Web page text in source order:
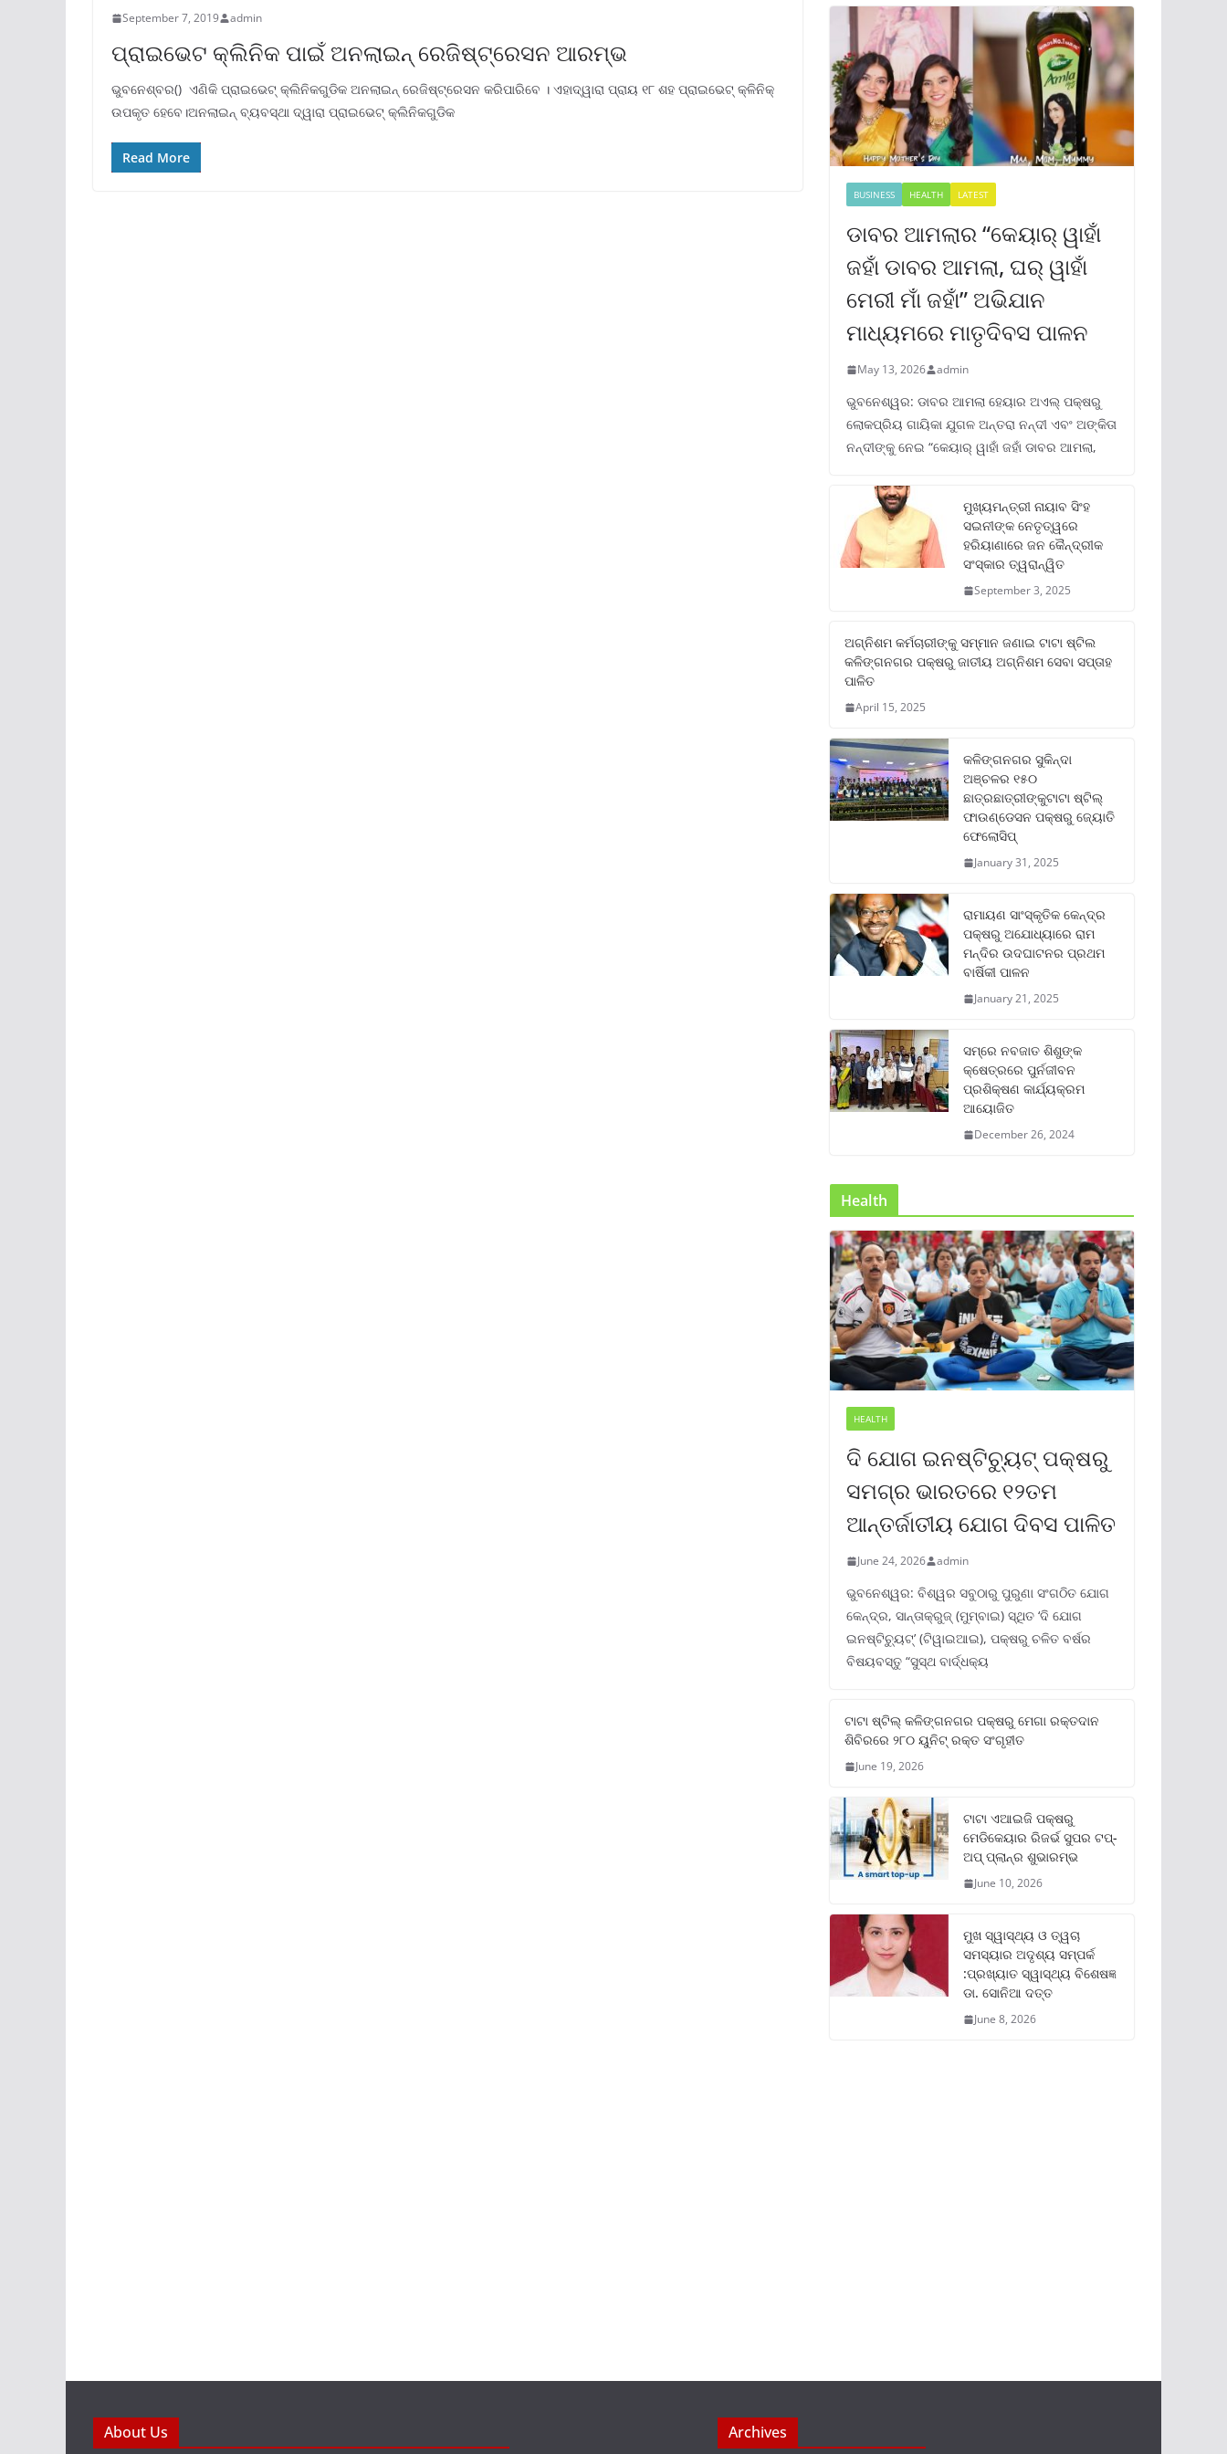
September 7, 2019 admin
ପ୍ରାଇଭେଟ କ୍ଲିନିକ ପାଇଁ ଅନଲାଇନ୍ ରେଜିଷ୍ଟ୍ରେସନ ଆରମ୍ଭ
ଭୁବନେଶ୍ବର() ଏଣିକି ପ୍ରାଇଭେଟ୍ କ୍ଲିନିକଗୁଡିକ ଅନଲାଇନ୍ ରେଜିଷ୍ଟ୍ରେସନ କରିପାରିବେ । ଏହାଦ୍ୱାରା ପ୍ରାୟ ୧୮ ଶହ ପ୍ରାଇଭେଟ୍ କ୍ଳିନିକ୍
ଉପକୃତ ହେବେ।ଅନଲାଇନ୍ ବ୍ୟବସ୍ଥା ଦ୍ୱାରା ପ୍ରାଇଭେଟ୍ କ୍ଲିନିକଗୁଡିକ
Read More
BUSINESS HEALTH LATEST
ଡାବର ଆମଲାର “କେୟାର୍ ୱାହାଁ
ଜହାଁ ଡାବର ଆମଲା, ଘର୍ ୱାହାଁ
ମେରୀ ମାଁ ଜହାଁ” ଅଭିଯାନ
ମାଧ୍ୟମରେ ମାତୃଦିବସ ପାଳନ
May 13, 2026 admin
ଭୁବନେଶ୍ୱର: ଡାବର ଆମଲା ହେୟାର ଅଏଲ୍ ପକ୍ଷରୁ
ଲୋକପ୍ରିୟ ଗାୟିକା ଯୁଗଳ ଅନ୍ତରା ନନ୍ଦୀ ଏବଂ ଅଙ୍କିତା
ନନ୍ଦୀଙ୍କୁ ନେଇ “କେୟାର୍ ୱାହାଁ ଜହାଁ ଡାବର ଆମଲା,
ମୁଖ୍ୟମନ୍ତ୍ରୀ ନାୟାବ ସିଂହ
ସଇନୀଙ୍କ ନେତୃତ୍ୱରେ
ହରିୟାଣାରେ ଜନ କୈନ୍ଦ୍ରୀକ
ସଂସ୍କାର ତ୍ୱରାନ୍ୱିତ
September 3, 2025
ଅଗ୍ନିଶମ କର୍ମଚାରୀଙ୍କୁ ସମ୍ମାନ ଜଣାଇ ଟାଟା ଷ୍ଟିଲ
କଳିଙ୍ଗନଗର ପକ୍ଷରୁ ଜାତୀୟ ଅଗ୍ନିଶମ ସେବା ସପ୍ତାହ
ପାଳିତ
April 15, 2025
କଳିଙ୍ଗନଗର ସୁକିନ୍ଦା
ଅଞ୍ଚଳର ୧୫୦
ଛାତ୍ରଛାତ୍ରୀଙ୍କୁଟାଟା ଷ୍ଟିଲ୍
ଫାଉଣ୍ଡେସନ ପକ୍ଷରୁ ଜ୍ୟୋତି
ଫେଲୋସିପ୍‌
January 31, 2025
ରାମାୟଣ ସାଂସ୍କୃତିକ କେନ୍ଦ୍ର
ପକ୍ଷରୁ ଅଯୋଧ୍ୟାରେ ରାମ
ମନ୍ଦିର ଉଦଘାଟନର ପ୍ରଥମ
ବାର୍ଷିକୀ ପାଳନ
January 21, 2025
ସମ୍‌ରେ ନବଜାତ ଶିଶୁଙ୍କ
କ୍ଷେତ୍ରରେ ପୁର୍ନଜୀବନ
ପ୍ରଶିକ୍ଷଣ କାର୍ଯ୍ୟକ୍ରମ
ଆୟୋଜିତ
December 26, 2024
Health
HEALTH
ଦି ଯୋଗ ଇନଷ୍ଟିଚ୍ୟୁଟ୍ ପକ୍ଷରୁ
ସମଗ୍ର ଭାରତରେ ୧୨ତମ
ଆନ୍ତର୍ଜାତୀୟ ଯୋଗ ଦିବସ ପାଳିତ
June 24, 2026 admin
ଭୁବନେଶ୍ୱର: ବିଶ୍ୱର ସବୁଠାରୁ ପୁରୁଣା ସଂଗଠିତ ଯୋଗ
କେନ୍ଦ୍ର, ସାନ୍ତାକ୍ରୁଜ୍ (ମୁମ୍ବାଇ) ସ୍ଥିତ ‘ଦି ଯୋଗ
ଇନଷ୍ଟିଚ୍ୟୁଟ୍‌’ (ଟିୱାଇଆଇ), ପକ୍ଷରୁ ଚଳିତ ବର୍ଷର
ବିଷୟବସ୍ତୁ “ସୁସ୍ଥ ବାର୍ଦ୍ଧକ୍ୟ
ଟାଟା ଷ୍ଟିଲ୍‌ କଳିଙ୍ଗନଗର ପକ୍ଷରୁ ମେଗା ରକ୍ତଦାନ
ଶିବିରରେ ୨୮୦ ୟୁନିଟ୍‌ ରକ୍ତ ସଂଗୃହୀତ
June 19, 2026
ଟାଟା ଏଆଇଜି ପକ୍ଷରୁ
ମେଡିକେୟାର ରିଜର୍ଭ ସୁପର ଟପ୍‌-
ଅପ୍ ପ୍ଲାନ୍‌ର ଶୁଭାରମ୍ଭ
June 10, 2026
ମୁଖ ସ୍ୱାସ୍ଥ୍ୟ ଓ ତ୍ୱଚା
ସମସ୍ୟାର ଅଦୃଶ୍ୟ ସମ୍ପର୍କ
:ପ୍ରଖ୍ୟାତ ସ୍ୱାସ୍ଥ୍ୟ ବିଶେଷଜ୍ଞ
ଡା. ସୋନିଆ ଦତ୍ତ
June 8, 2026
About Us Archives